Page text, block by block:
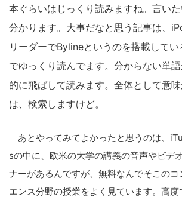
本ぐらいはじっくり読みますね。言い
分かります。大事だなと思う記事は、
リーダーでBylineというのを搭載して
でゆっくり読んでます。分からない単
的に飛ばして読みます。全体として意
は、検索しますけど。
あとやってみてよかったと思うのは、
sの中に、欧米の大学の講義の音声やビデ
ナーがあるんですが、無料なんでそこのコ
エンス分野の授業をよく見ています。高度